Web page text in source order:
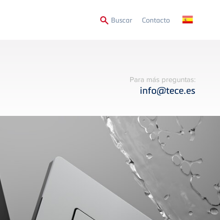
BuscarSecondary
Contacto
Para más preguntas:
info@tece.es